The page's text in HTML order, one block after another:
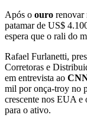
Após o ouro renovar
patamar de US$
espera que o rali do
Rafael Furlanetti,
Corretoras e
em entrevista ao
mil por onça-troy no
crescente nos EUA e
para o ativo.